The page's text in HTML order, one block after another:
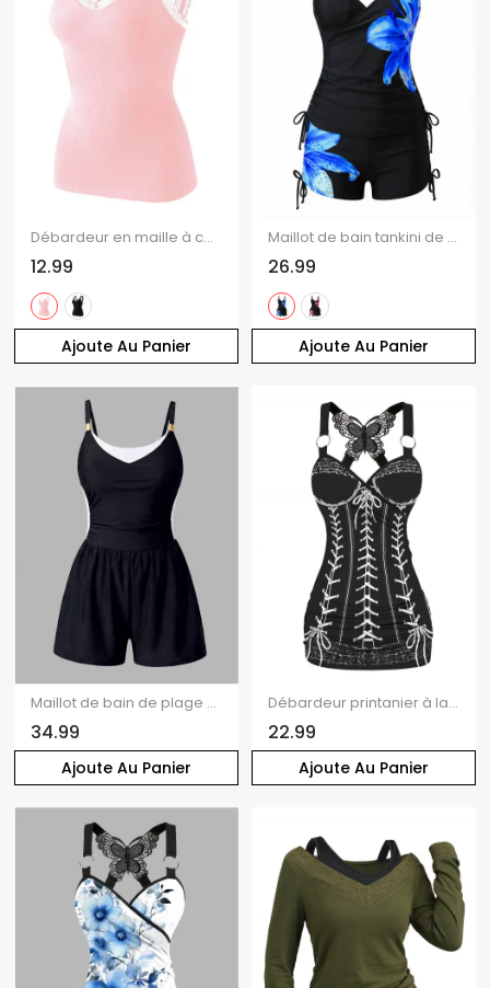
Ajoute Au Panier
Débardeur en maille à col V et empiècement en dentelle festonnée côtelée
12.99
Ajoute Au Panier
Maillot de bain tankini de plage à imprimé floral Lily, shorty resserré, maillot de bain de vacances
26.99
Ajoute Au Panier
Maillot de bain de plage gainant, shorty coloré, maillot de bain de vacances
34.99
Ajoute Au Panier
Débardeur printanier à lacets et nœud papillon imprimé 3D
22.99